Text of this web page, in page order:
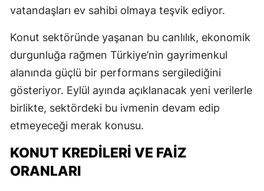
vatandaşları ev sahibi olmaya teşvik ediyor.
Konut sektöründe yaşanan bu canlılık, ekonomik
durgunluğa rağmen Türkiye’nin gayrimenkul
alanında güçlü bir performans sergilediğini
gösteriyor. Eylül ayında açıklanacak yeni verilerle
birlikte, sektördeki bu ivmenin devam edip
etmeyeceği merak konusu.
KONUT KREDİLERİ VE FAİZ
ORANLARI